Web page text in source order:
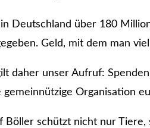
Deutschland über 180
Geld, mit dem man
daher unser Aufruf:
gemeinnützige Organisation
Böller schützt nicht nur